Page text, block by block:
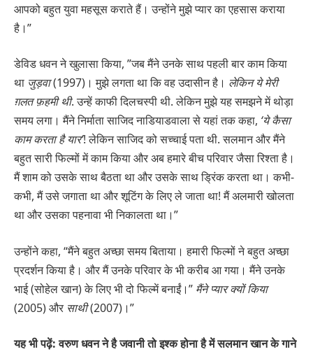
आपको बहुत युवा महसूस कराते हैं। उन्होंने मुझे प्यार का एहसास कराया
है।”
डेविड धवन ने खुलासा किया, ”जब मैंने उनके साथ पहली बार काम किया
था जुड़वा(1997)। मुझे लगता था कि वह उदासीन है। लेकिन ये मेरी
ग़लत फ़हमी थी. उन्हें काफी दिलचस्पी थी. लेकिन मुझे यह समझने में थोड़ा
समय लगा। मैंने निर्माता साजिद नाडियाडवाला से यहां तक ​​कहा, ‘ये कैसा
काम करता है यार’! लेकिन साजिद को सच्चाई पता थी. सलमान और मैंने
बहुत सारी फिल्मों में काम किया और अब हमारे बीच परिवार जैसा रिश्ता है।
मैं शाम को उसके साथ बैठता था और उसके साथ ड्रिंक करता था। कभी-
कभी, मैं उसे जगाता था और शूटिंग के लिए ले जाता था! मैं अलमारी खोलता
था और उसका पहनावा भी निकालता था।”
उन्होंने कहा, “मैंने बहुत अच्छा समय बिताया। हमारी फिल्मों ने बहुत अच्छा
प्रदर्शन किया है। और मैं उनके परिवार के भी करीब आ गया। मैंने उनके
भाई (सोहेल खान) के लिए भी दो फिल्में बनाईं।” मैंने प्यार क्यों किया
(2005) और साथी(2007)।”
यह भी पढ़ें:वरुण धवन ने है जवानी तो इश्क होना है में सलमान खान के गाने